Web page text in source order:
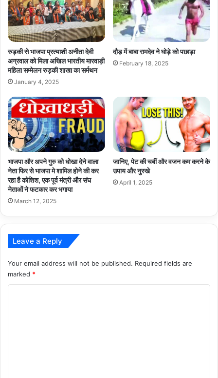
रुड़की से भाजपा प्रत्याशी अनीता देवी
अग्रवाल को मिला अखिल भारतीय मारवाड़ी
महिला सम्मेलन रुड़की शाखा का सर्मथन
January 4, 2025
दौड़ में बाबा रामदेव ने घोड़े को पछाड़ा
February 18, 2025
भाजपा और अपने गुरु को धोखा देने वाला
नेता फिर से भाजपा मे शामिल होने की कर
रहा है कोशिश, एक पूर्व मंत्री और संघ
नेताओं ने फटकार कर भगाया
March 12, 2025
जानिए, पेट की चर्बी और वजन कम करने के
उपाय और नुस्खे
April 1, 2025
Leave a Reply
Your email address will not be published. Required fields are
marked *